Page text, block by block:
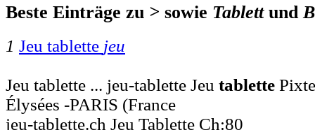
Beste Einträge zu > sowie Tablettund
1 Jeu tablette jeu
Jeu tablette ... jeu-tablette Jeu tablette
Élysées -PARIS (France
jeu-tablette.ch Jeu Tablette Ch:80